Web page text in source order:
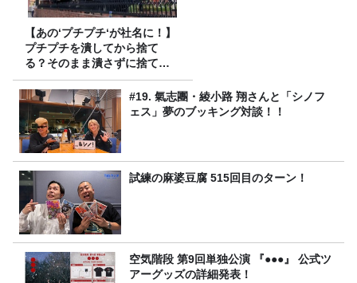
【あの‘プチプチ‘が社名に！】
プチプチを潰してから捨て
る？そのまま潰さずに捨て
る？
#19. 氣志團・綾小路 翔さんと「シノフ
ェス」夢のブッキング対談！！
試練の麻婆豆腐 515回目のターン！
空気階段 第9回単独公演 『●●●』 公式ツ
アーグッズの詳細発表！